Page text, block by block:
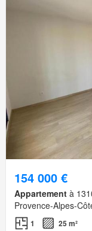
154 000 €
Appartement à
Provence-Alpes-
1 25 m²